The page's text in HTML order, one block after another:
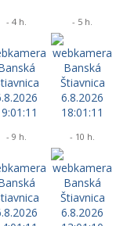
- 4 h. - 5 h.
- 9 h. - 10 h.